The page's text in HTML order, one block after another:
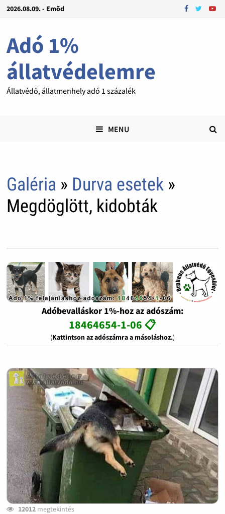
2026.08.09. - Emõd
Adó 1%
állatvédelemre
Állatvédő, állatmenhely adó 1 százalék
MENU
Galéria » Durva esetek»
Megdöglött, kidobták
Adóbevalláskor 1%-hoz az adószám:
18464654-1-06 📋
(Kattintson az adószámra a másoláshoz.)
12012megtekintés